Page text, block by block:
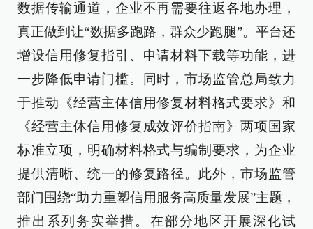
数据传输通道，企业不再需要往返各地办理，
真正做到让“数据多跑路，群众少跑腿”。平台还
增设信用修复指引、申请材料下载等功能，进
一步降低申请门槛。同时，市场监管总局致力
于推动《经营主体信用修复材料格式要求》和
《经营主体信用修复成效评价指南》两项国家
标准立项，明确材料格式与编制要求，为企业
提供清晰、统一的修复路径。此外，市场监管
部门围绕“助力重塑信用服务高质量发展”主题，
推出系列务实举措。在部分地区开展深化试